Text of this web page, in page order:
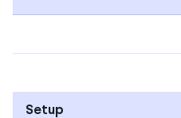
Setup